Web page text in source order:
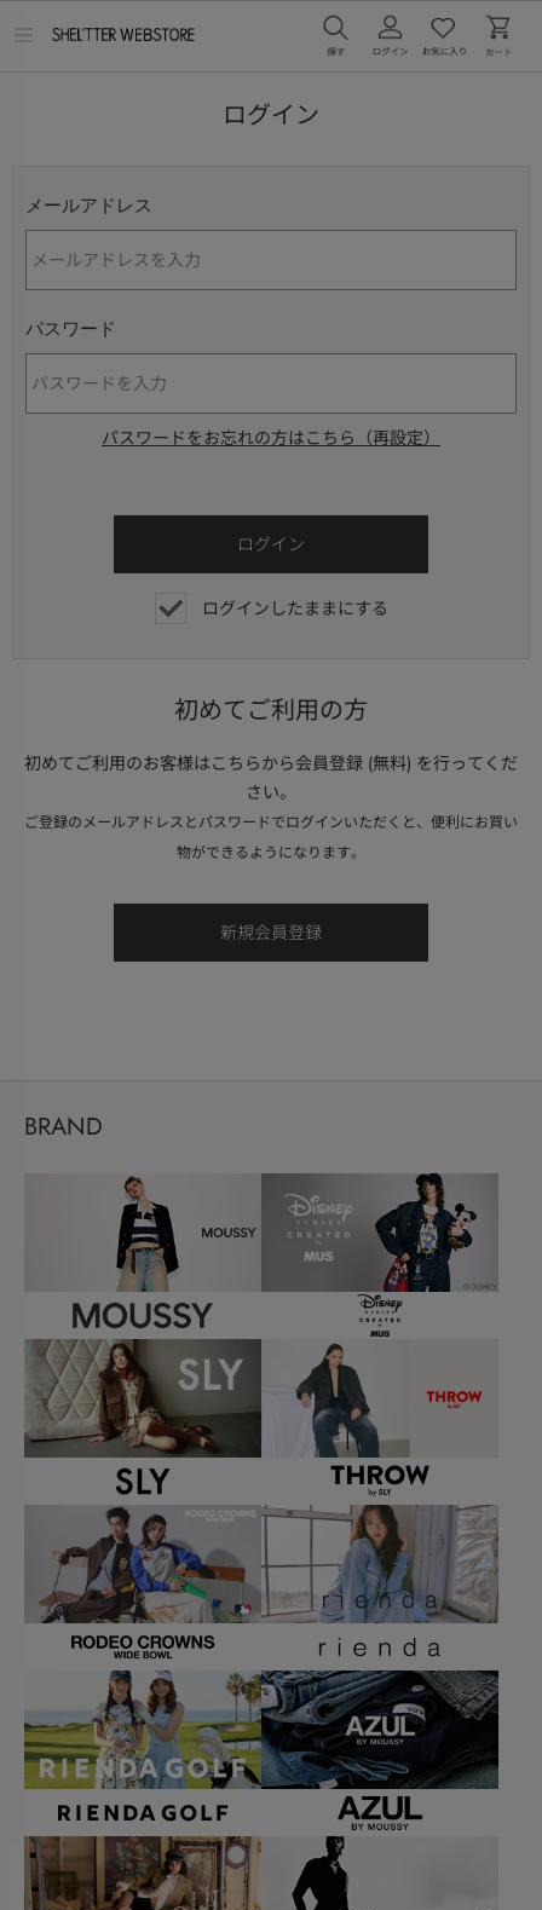
ログイン
メールアドレス
パスワード
パスワードをお忘れの方はこちら（再設定）
ログインしたままにする
初めてご利用の方
初めてご利用のお客様はこちらから会員登録 (無料) を行ってくだ
さい。
ご登録のメールアドレスとパスワードでログインいただくと、便利にお買い
物ができるようになります。
BRAND